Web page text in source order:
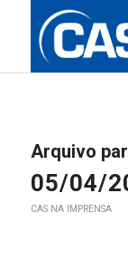
Arquivo
05/04/
CAS NA IMPRENSA